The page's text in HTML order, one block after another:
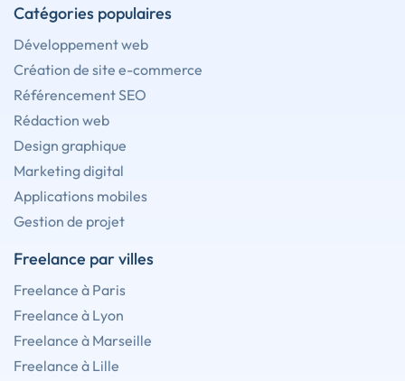
Catégories populaires
Développement web
Création de site e-commerce
Référencement SEO
Rédaction web
Design graphique
Marketing digital
Applications mobiles
Gestion de projet
Freelance par villes
Freelance à Paris
Freelance à Lyon
Freelance à Marseille
Freelance à Lille